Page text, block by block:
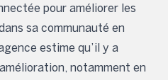
pour améliorer les
sa communauté en
estime qu’il y a
notamment en